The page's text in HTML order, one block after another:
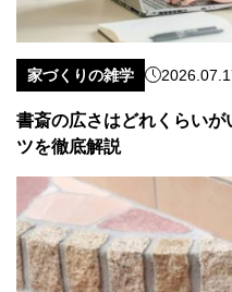
家づくりの雑学
書斎の広さはどれくらい
ツを徹底解説